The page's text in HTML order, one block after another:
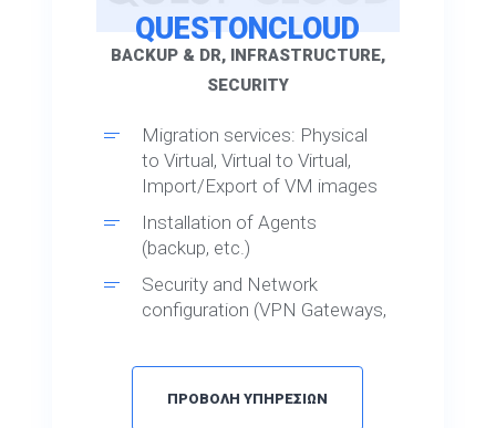
QUESTONCLOUD
BACKUP & DR, INFRASTRUCTURE,
SECURITY
Migration services: Physical
to Virtual, Virtual to Virtual,
Import/Export of VM images
Installation of Agents
(backup, etc.)
Security and Network
configuration (VPN Gateways,
Azure Cloud backup and
Business Continuity (Azure
ΠΡΟΒΟΛΗ ΥΠΗΡΕΣΙΩΝ